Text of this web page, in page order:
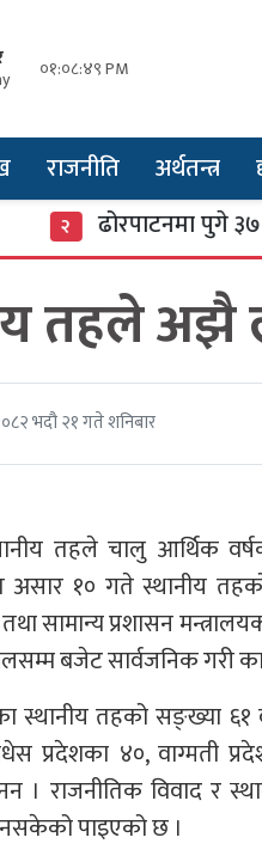
०१:०८:५० PM
राजनीति अर्थतन्त्र
ढोरपाटनमा पुगे ३७ हजार
तहले अझै
भदौ २१ गते शनिबार
तहले चालु आर्थिक
असार १० गते स्थानीय
सामान्य प्रशासन
बजेट सार्वजनिक गरी
तहको सङ्ख्या ६१
प्रदेशका ४०, वाग्मती
। राजनीतिक विवाद र
पाइएको छ ।